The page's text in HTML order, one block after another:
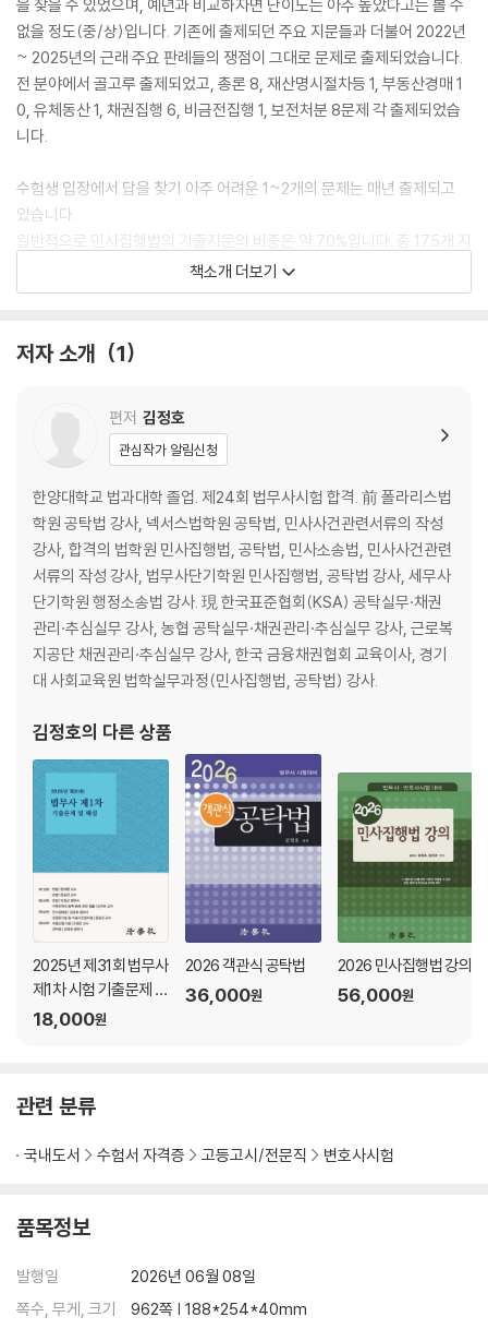
을 찾을 수 있었으며, 예년과 비교하자면 난이도는 아주 높았다고는 볼 수
없을 정도(중/상)입니다. 기존에 출제되던 주요 지문들과 더불어 2022년
~ 2025년의 근래 주요 판례들의 쟁점이 그대로 문제로 출제되었습니다.
전 분야에서 골고루 출제되었고, 총론 8, 재산명시절차등 1, 부동산경매 1
0, 유체동산 1, 채권집행 6, 비금전집행 1, 보전처분 8문제 각 출제되었습
니다.
수험생 입장에서 답을 찾기 아주 어려운 1~2개의 문제는 매년 출제되고
있습니다.
일반적으로 민사집행법의 기출지문의 비중은 약 70%입니다. 총 175개 지
문 중 미기출지문은 50개에서 55개 정도입니다.
좀 더 많은 문제를 맞히기 위한 공부는 엄청난 노력과 시간이 필요합니다.
따라서 공부범위를 넓혀 가는 것보다는 여전히 맞힐 수 있는 문제만 정확
하는 것이 효율적인 공부방법이라 할 것입니다.
특히 채무자의 제3채무자에 대한 채권에 관하여 추심명령이 있더라도 채
무자가 제3채무자를 상대로 피압류채권에 관한 이행의 소를 제기할 당사
자적격을 상실하지 않는다고 판시한 대법원 2025.10.23. 선고 2021다25
2977 전원합의체 판결을 꼭 확인하시기 바랍니다.
｢객관식 민사집행법(제16판)｣의 특징은 다음과 같습니다.
외 법원사무관승진시험의 기출문제를 추가하여 조문･이론･판례의 실전
연습에 부족함이 없도록 하였습니다.
2.각 단원마다 [출제Point]란을 두어 학습방향을 제시하고 [요점정리]란
에서 필수 암기 사항을 정리하였습니다.
3.모든 지문에 해설을 붙였습니다. 조문 또는 판결 요지를 그대로 실어 시
각적으로도 학습할 수 있도록 하였습니다.
4.모든 지문에 (○), (×)를 표기하고, 해설의 핵심 지문에는 고딕 또는 밑
줄 처리하여 수험생들의 가독성과 편의성을 제고하였습니다.
5.반복해서 출제되는 중요 조문과 판례 문제의 경우에도 해설을 붙임으로
써 반복학습을 할 수 있도록 하였습니다.
6.복잡하거나 암기가 어려운 내용은 정리도표나 두문자 암기법을 활용하
였습니다.
이 함께하시길 기원합니다. 그리고 부족하지만 이 책이 시험에 적합한 수
드리며, 이 책의 출간을 위해 애써주신 법학사 이재철 사장님께 감사드립
2026년 5월 29일
책소개 더보기
저자 소개 1
편저 김정호
관심작가 알림신청
한양대학교 법과대학 졸업. 제24회 법무사시험 합격. 前 폴라리스법
학원 공탁법 강사, 넥서스법학원 공탁법, 민사사건관련서류의 작성
강사, 합격의 법학원 민사집행법, 공탁법, 민사소송법, 민사사건관련
서류의 작성 강사, 법무사단기학원 민사집행법, 공탁법 강사, 세무사
단기학원 행정소송법 강사. 現 한국표준협회(KSA) 공탁실무·채권
관리·추심실무 강사, 농협 공탁실무·채권관리·추심실무 강사, 근로복
지공단 채권관리·추심실무 강사, 한국 금융채권협회 교육이사, 경기
대 사회교육원 법학실무과정(민사집행법, 공탁법) 강사.
김정호의 다른 상품
2025년 제31회 법무사
제1차 시험 기출문제 해
설집
18,000원
2026 객관식 공탁법
36,000원
2026 민사집행법 강의
56,000원
관련 분류
국내도서 수험서 자격증 고등고시/전문직 변호사시험
품목정보
발행일
2026년 06월 08일
쪽수, 무게, 크기
962쪽 | 188*254*40mm